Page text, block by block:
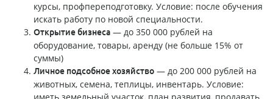
курсы, профпереподготовку. Условие: после обучения
искать работу по новой специальности.
Открытие бизнеса — до 350 000 рублей на
оборудование, товары, аренду (не больше 15% от
суммы)
Личное подсобное хозяйство — до 200 000 рублей на
животных, семена, теплицы, инвентарь. Условие: